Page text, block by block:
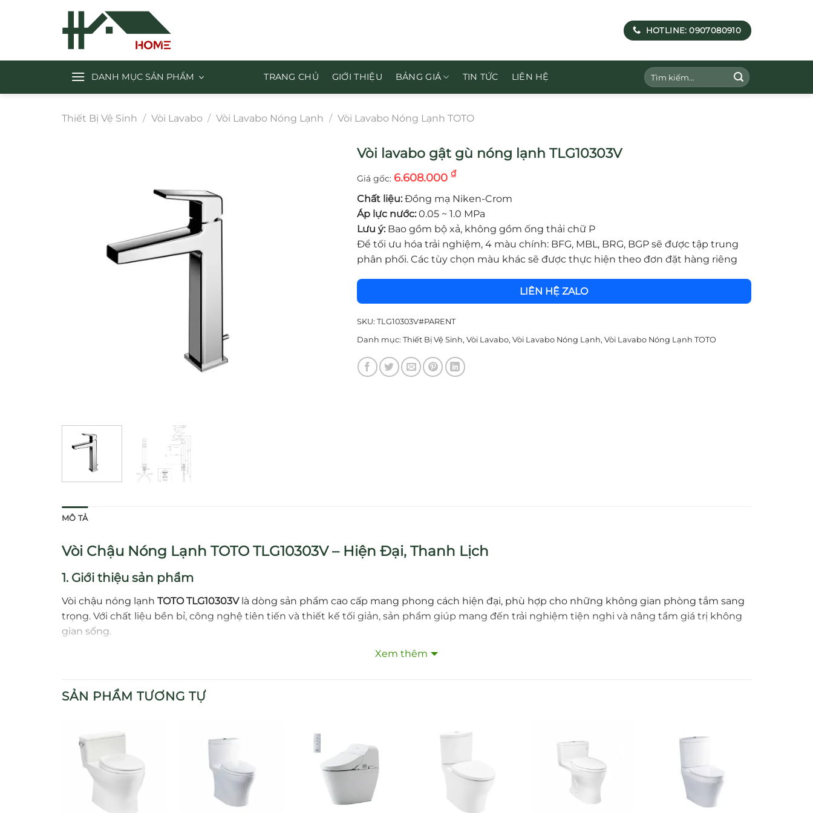
HOTLINE: 0907080910
DANH MỤC SẢN PHẨM TRANG CHỦ GIỚI THIỆU BẢNG GIÁ TIN TỨC LIÊN HỆ
Tìm
kiếm:
Thiết Bị Vệ Sinh / Vòi Lavabo / Vòi Lavabo Nóng Lạnh / Vòi Lavabo Nóng Lạnh TOTO
Vòi lavabo gật gù nóng lạnh TLG10303V
6.608.000 ₫
Chất liệu:Đồng mạ Niken-Crom
Áp lực nước:0.05 ~ 1.0 MPa
Lưu ý: Bao gồm bộ xả, không gồm ống thải chữ P
Để tối ưu hóa trải nghiệm, 4 màu chính: BFG, MBL, BRG, BGP sẽ được tập trung
phân phối. Các tùy chọn màu khác sẽ được thực hiện theo đơn đặt hàng riêng
LIÊN HỆ ZALO
SKU: TLG10303V#PARENT
Danh mục: Thiết Bị Vệ Sinh, Vòi Lavabo, Vòi Lavabo Nóng Lạnh, Vòi Lavabo Nóng Lạnh TOTO
MÔ TẢ
Vòi Chậu Nóng Lạnh TOTO TLG10303V – Hiện Đại, Thanh Lịch
1. Giới thiệu sản phẩm
Vòi chậu nóng lạnh TOTO TLG10303Vlà dòng sản phẩm cao cấp mang phong cách hiện đại, phù hợp cho những không gian phòng tắm sang
trọng. Với chất liệu bền bỉ, công nghệ tiên tiến và thiết kế tối giản, sản phẩm giúp mang đến trải nghiệm tiện nghi và nâng tầm giá trị không
gian sống.
phẩm vừa hiện đại vừa sang trọng, dễ dàng kết hợp với nhiều loại chậu rửa khác nhau.
Sản phẩm được sản xuất từ , đảm bảo độ bền lâu dài và an toàn cho người sử dụng. Lớp mạ Cr-Ni cao cấp
sáng bóng, chống gỉ sét, chống oxy hóa và dễ vệ sinh trong quá trình sử dụng.
4. Ưu điểm nổi bật
Xem thêm
SẢN PHẨM TƯƠNG TỰ